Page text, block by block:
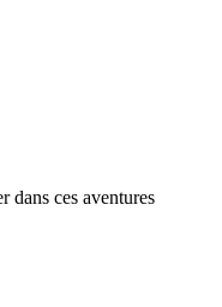
dans ces aventures